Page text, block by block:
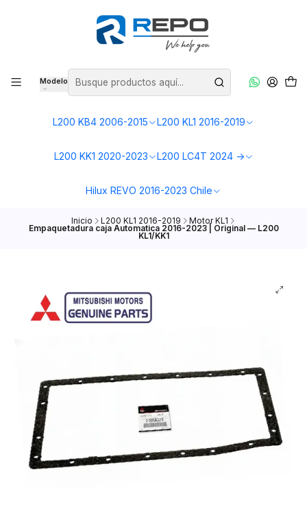
Modelo
L200 KB4 2006-2015 L200 KL1 2016-2019
L200 KK1 2020-2023 L200 LC4T 2024 ->
Hilux REVO 2016-2023 Chile
Inicio L200 KL1 2016-2019 Motor KL1
Empaquetadura caja Automatica 2016-2023 | Original — L200
KL1/KK1